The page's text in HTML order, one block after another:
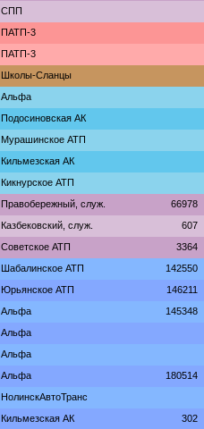
СПП
ПАТП-3
ПАТП-3
Школы-Сланцы
Альфа
Подосиновская АК
Мурашинское АТП
Кильмезская АК
Кикнурское АТП
Правобережный, служ. 66978
Казбековский, служ. 607
Советское АТП 3364
Шабалинское АТП 142550
Юрьянское АТП 146211
Альфа 145348
Альфа
Альфа
Альфа 180514
НолинскАвтоТранс
Кильмезская АК 302